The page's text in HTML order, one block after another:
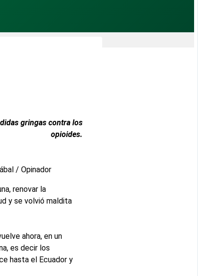
gringas contra los
opioides.
/ Opinador
renovar la
y se volvió maldita
ahora, en un
es decir los
hasta el Ecuador y